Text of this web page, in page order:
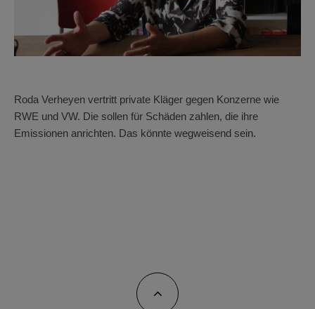
Roda Verheyen vertritt private Kläger gegen Konzerne wie
RWE und VW. Die sollen für Schäden zahlen, die ihre
Emissionen anrichten. Das könnte wegweisend sein.